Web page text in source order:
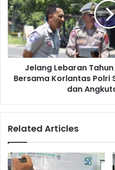
a
n
P
e
n
g
s
n
n
m
a
n
g
L
e
b
h
2
Jelang Lebaran
Bersama Korlantas Polri
dan
Related Articles